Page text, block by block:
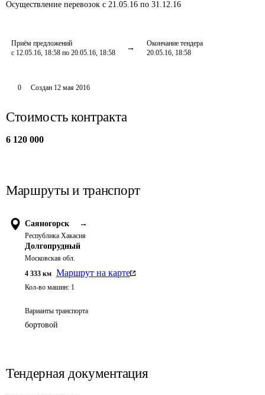
Осуществление перевозок с 21.05.16 по 31.12.16
Приём предложений
с 12.05.16, 18:58 по 20.05.16, 18:58
Окончание тендера
20.05.16, 18:58
0 Создан 12 мая 2016
Стоимость контракта
6 120 000
Маршруты и транспорт
Саяногорск →
Республика Хакасия
Долгопрудный
Московская обл.
4 333 км Маршрут на карте
Кол-во машин: 1
Варианты транспорта
бортовой
Тендерная документация